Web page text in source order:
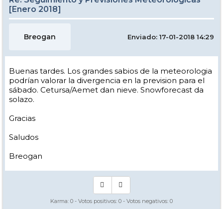
[Enero 2018]
Breogan Enviado: 17-01-2018 14:29
Buenas tardes. Los grandes sabios de la meteorologia
podrían valorar la divergencia en la prevision para el
sábado. Cetursa/Aemet dan nieve. Snowforecast da
solazo.
Gracias
Saludos
Breogan
Karma: 0 - Votos positivos: 0 - Votos negativos: 0